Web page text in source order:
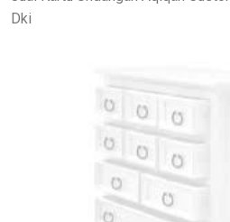
Dki